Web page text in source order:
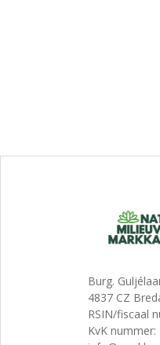
Burg.
4837 CZ
RSIN/fiscaal
KvK nummer: